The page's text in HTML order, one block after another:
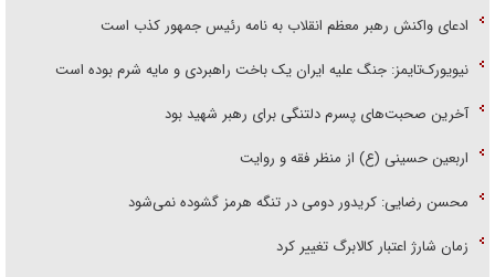
ادعای واکنش رهبر معظم انقلاب به نامه رئیس جمهور کذب است
نیویورک‌تایمز: جنگ علیه ایران یک باخت راهبردی و مایه شرم بوده است
آخرین صحبت‌های پسرم دلتنگی برای رهبر شهید بود
اربعین حسینی (ع) از منظر فقه و روایت
محسن رضایی: کریدور دومی در تنگه هرمز گشوده نمی‌شود
زمان شارژ اعتبار کالابرگ تغییر کرد